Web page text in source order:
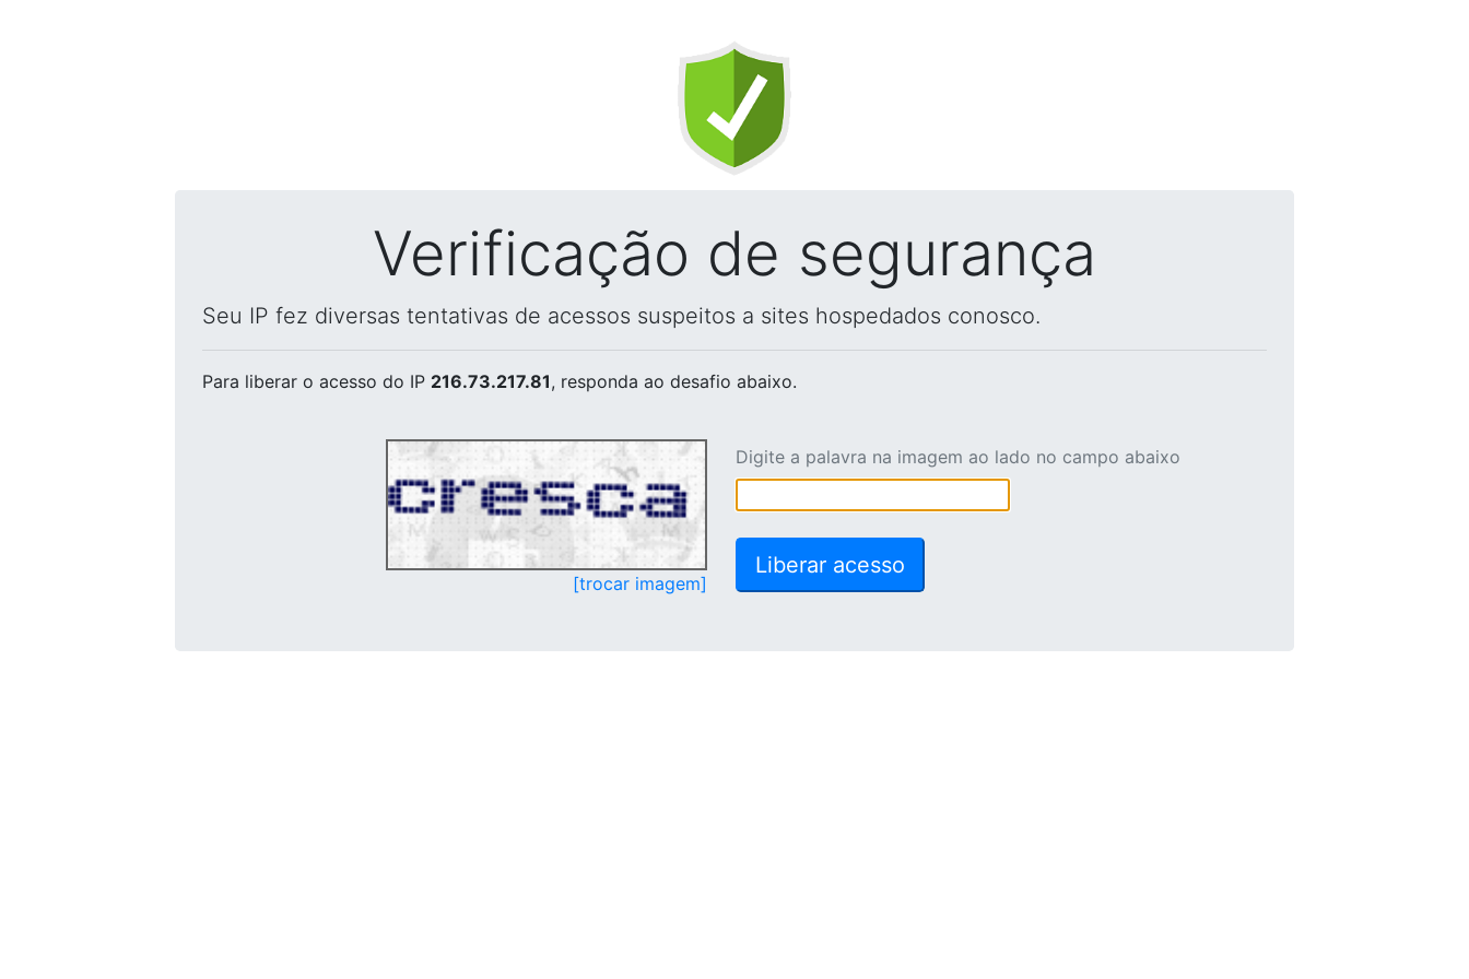
Verificação de segurança
Seu IP fez diversas tentativas de acessos suspeitos a sites hospedados conosco.
Para liberar o acesso do IP 216.73.217.81, responda ao desafio abaixo.
[trocar imagem]
Digite a palavra na imagem ao lado no campo abaixo